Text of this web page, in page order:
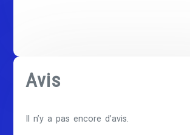
Avis
Il n’y a pas encore d’avis.